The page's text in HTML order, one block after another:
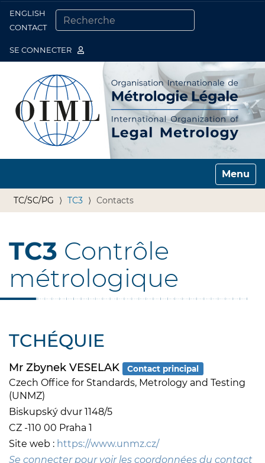
ENGLISH
CONTACT
SE CONNECTER
Toggle
TC/SC/PG TC3 Contacts
TC3 Contrôle
métrologique
TCHÉQUIE
Mr Zbynek VESELAK Contact principal
Czech Office for Standards, Metrology and Testing
(UNMZ)
Biskupský dvur 1148/5
CZ -110 00 Praha 1
Site web : https://www.unmz.cz/
Se connecter pour voir les coordonnées du contact